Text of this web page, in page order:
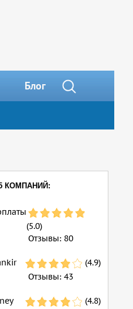
Блог
КОМПАНИЙ:
(5.0)
Отзывы: 80
(4.9)
Отзывы: 43
(4.8)